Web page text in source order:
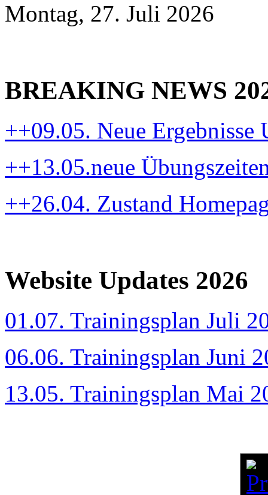
Montag, 27. Juli 2026
BREAKING NEWS
++09.05. Neue Ergebnisse
++13.05.neue
++26.04. Zustand
Website Updates 2026
01.07. Trainingsplan Juli
06.06. Trainingsplan Juni
13.05. Trainingsplan Mai